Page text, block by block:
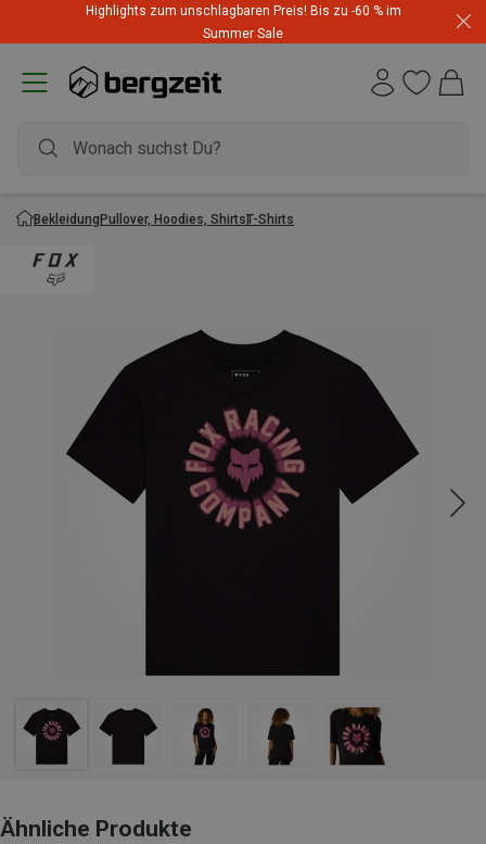
Highlights zum unschlagbaren Preis! Bis zu -60 % im
Summer Sale
BekleidungPullover, Hoodies, ShirtsT-Shirts
Ähnliche Produkte